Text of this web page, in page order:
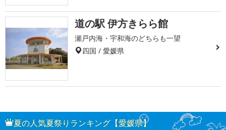
道の駅 伊方きらら館
瀬戸内海・宇和海のどちらも一望
四国 / 愛媛県
夏の人気夏祭りランキング【愛媛県】